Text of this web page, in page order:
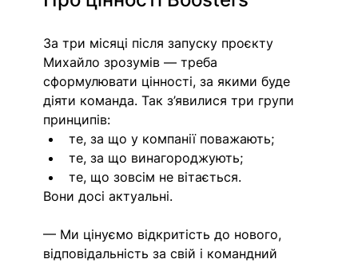
За три місяці після запуску проєкту
Михайло зрозумів — треба
сформулювати цінності, за якими буде
діяти команда. Так з’явилися три групи
принципів:
те, за що у компанії поважають;
те, за що винагороджують;
те, що зовсім не вітається.
Вони досі актуальні.
— Ми цінуємо відкритість до нового,
відповідальність за свій і командний